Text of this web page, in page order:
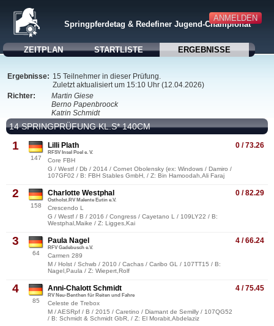
ANMELDEN
Springpferdetag & Redefiner Jugend-Championat
ZEITPLAN STARTLISTE ERGEBNISSE
Ergebnisse: 15 Teilnehmer in dieser Prüfung.
Zuletzt aktualisiert um 15:10 Uhr (12.04.2026)
Richter:
Martin Giese
Berno Papenbroock
Katrin Schmidt
14 SPRINGPRÜFUNG KL.S* 140CM
1
147
0 / 73.26
Lilli Plath
RFSV Insel Poel e. V.
Core FBH
G / Westf / Db / 2014 / Cornet Obolensky (ex: Windows / Damiro /
107GF02 / B: FBH Stables GmbH, / Z: Bin Hamoodah,Ali Faraj
2
158
0 / 82.29
Charlotte Westphal
Ostholst.RV Malente Eutin e.V.
Crescendo L
G / Westf / B / 2016 / Congress / Cayetano L / 109LY22 / B:
Westphal,Maike / Z: Ligges,Kai
3
64
4 / 66.24
Paula Nagel
RFV Gadebusch e.V.
Carmen 289
M / Holst / Schwb / 2010 / Cachas / Caribo GL / 107TT15 / B:
Nagel,Paula / Z: Wiepert,Rolf
4
85
4 / 75.45
Anni-Chalott Schmidt
RV Neu-Benthen für Reiten und Fahre
Celeste de Trebox
M / AESRpf / B / 2015 / Caretino / Diamant de Semilly / 107QG52
/ B: Schmidt & Schmidt GbR, / Z: El Morabit,Abdelaziz